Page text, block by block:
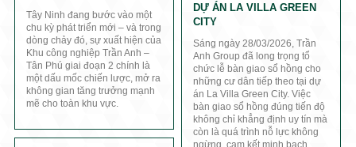
Tây Ninh đang bước vào một
chu kỳ phát triển mới – và trong
dòng chảy đó, sự xuất hiện của
Khu công nghiệp Trần Anh –
Tân Phú giai đoạn 2 chính là
một dấu mốc chiến lược, mở ra
không gian tăng trưởng mạnh
mẽ cho toàn khu vực.
DỰ ÁN LA VILLA GREEN
CITY
Sáng ngày 28/03/2026, Trần
Anh Group đã long trọng tổ
chức lễ bàn giao sổ hồng cho
những cư dân tiếp theo tại dự
án La Villa Green City. Việc
bàn giao sổ hồng đúng tiến độ
không chỉ khẳng định uy tín mà
còn là quá trình nỗ lực không
ngừng, cam kết minh bạch